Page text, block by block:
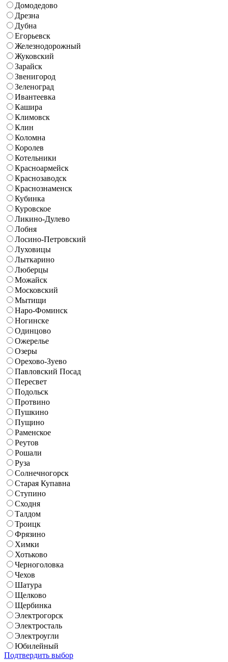
Домодедово
Дрезна
Дубна
Егорьевск
Железнодорожный
Жуковский
Зарайск
Звенигород
Зеленоград
Ивантеевка
Кашира
Климовск
Клин
Коломна
Королев
Котельники
Красноармейск
Краснозаводск
Краснознаменск
Кубинка
Куровское
Ликино-Дулево
Лобня
Лосино-Петровский
Луховицы
Лыткарино
Люберцы
Можайск
Московский
Мытищи
Наро-Фоминск
Ногинске
Одинцово
Ожерелье
Озеры
Орехово-Зуево
Павловский Посад
Пересвет
Подольск
Протвино
Пушкино
Пущино
Раменское
Реутов
Рошали
Руза
Солнечногорск
Старая Купавна
Ступино
Сходня
Талдом
Троицк
Фрязино
Химки
Хотьково
Черноголовка
Чехов
Шатура
Щелково
Щербинка
Электрогорск
Электросталь
Электроугли
Юбилейный
Подтвердить выбор